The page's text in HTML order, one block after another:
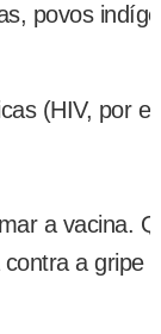
povos
(HIV, por
a vacina.
a gripe